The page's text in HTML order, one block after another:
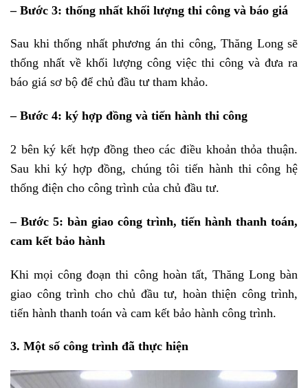
– Bước 3: thống nhất khối lượng thi công và báo giá
Sau khi thống nhất phương án thi công, Thăng Long sẽ
thống nhất về khối lượng công việc thi công và đưa ra
báo giá sơ bộ để chủ đầu tư tham khảo.
– Bước 4: ký hợp đồng và tiến hành thi công
2 bên ký kết hợp đồng theo các điều khoản thỏa thuận.
Sau khi ký hợp đồng, chúng tôi tiến hành thi công hệ
thống điện cho công trình của chủ đầu tư.
– Bước 5: bàn giao công trình, tiến hành thanh toán,
cam kết bảo hành
Khi mọi công đoạn thi công hoàn tất, Thăng Long bàn
giao công trình cho chủ đầu tư, hoàn thiện công trình,
tiến hành thanh toán và cam kết bảo hành công trình.
3. Một số công trình đã thực hiện